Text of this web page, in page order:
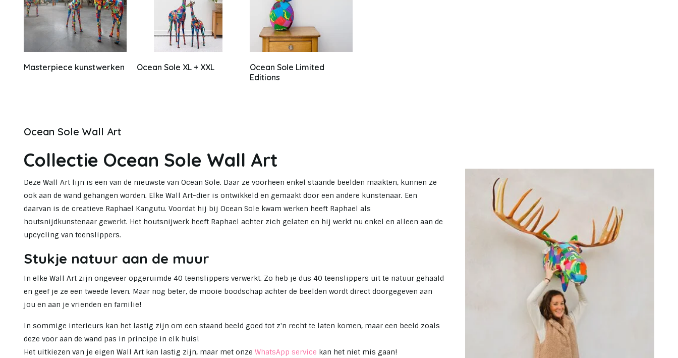
Masterpiece kunstwerken Ocean Sole XL + XXL
Ocean Sole Limited
Editions
Ocean Sole Wall Art
Collectie Ocean Sole Wall Art
Deze Wall Art lijn is een van de nieuwste van Ocean Sole. Daar ze voorheen enkel staande beelden maakten, kunnen ze
ook aan de wand gehangen worden. Elke Wall Art-dier is ontwikkeld en gemaakt door een andere kunstenaar. Een
daarvan is de creatieve Raphael Kangutu. Voordat hij bij Ocean Sole kwam werken heeft Raphael als
houtsnijdkunstenaar gewerkt. Het houtsnijwerk heeft Raphael achter zich gelaten en hij werkt nu enkel en alleen aan de
upcycling van teenslippers.
Stukje natuur aan de muur
In elke Wall Art zijn ongeveer opgeruimde 40 teenslippers verwerkt. Zo heb je dus 40 teenslippers uit te natuur gehaald
en geef je ze een tweede leven. Maar nog beter, de mooie boodschap achter de beelden wordt direct doorgegeven aan
jou en aan je vrienden en familie!
In sommige interieurs kan het lastig zijn om een staand beeld goed tot z'n recht te laten komen, maar een beeld zoals
deze voor aan de wand pas in principe in elk huis!
Het uitkiezen van je eigen Wall Art kan lastig zijn, maar met onze WhatsApp service kan het niet mis gaan!